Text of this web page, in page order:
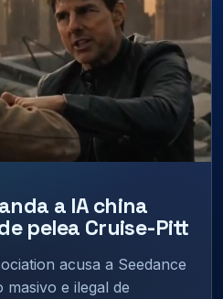
a IA china
pelea Cruise-Pitt
acusa a Seedance
e ilegal de